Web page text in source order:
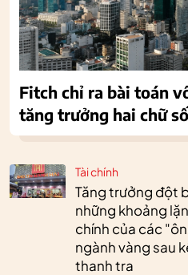
Tài chính
Tăng trưởng đột
những khoảng
chính của các
ngành vàng sau
thanh tra
Fitch chỉ ra bài toán
tăng trưởng hai chữ